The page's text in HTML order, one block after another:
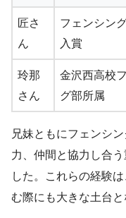
匠さ
ん
フェンシン
入賞
玲那
さん
金沢西高校
グ部所属
兄妹ともにフェンシ
力、仲間と協力し合
した。これらの経験
む際にも大きな土台と